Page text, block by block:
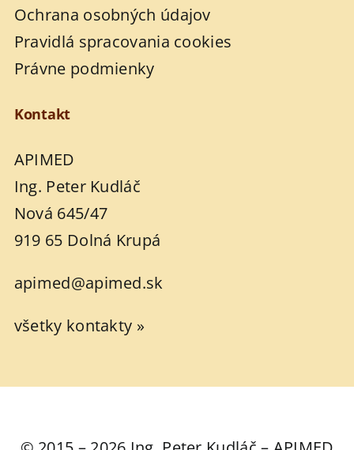
Ochrana osobných údajov
Pravidlá spracovania cookies
Právne podmienky
Kontakt
APIMED
Ing. Peter Kudláč
Nová 645/47
919 65 Dolná Krupá
apimed@apimed.sk
všetky kontakty »